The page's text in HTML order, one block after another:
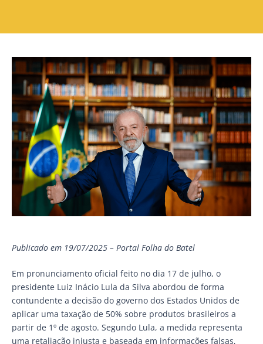
Publicado em 19/07/2025 – Portal Folha do Batel
Em pronunciamento oficial feito no dia 17 de julho, o
presidente Luiz Inácio Lula da Silva abordou de forma
contundente a decisão do governo dos Estados Unidos de
aplicar uma taxação de 50% sobre produtos brasileiros a
partir de 1º de agosto. Segundo Lula, a medida representa
uma retaliação injusta e baseada em informações falsas,